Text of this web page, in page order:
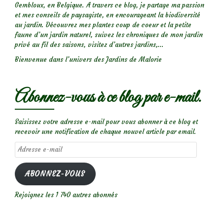
Gembloux, en Belgique. A travers ce blog, je partage ma passion
et mes conseils de paysagiste, en encourageant la biodiversité
au jardin. Découvrez mes plantes coup de coeur et la petite
faune d’un jardin naturel, suivez les chroniques de mon jardin
privé au fil des saisons, visitez d’autres jardins,...
Bienvenue dans l’univers des Jardins de Malorie
Abonnez-vous à ce blog par e-mail.
Saisissez votre adresse e-mail pour vous abonner à ce blog et
recevoir une notification de chaque nouvel article par email.
Adresse
e-
mail
ABONNEZ-VOUS
Rejoignez les 1 740 autres abonnés